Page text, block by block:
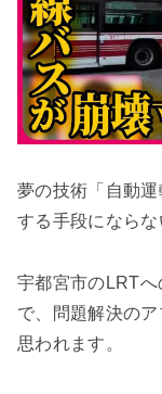
夢の技術「自動
する手段にならな
宇都宮市のLRT
で、問題解決の
思われます。